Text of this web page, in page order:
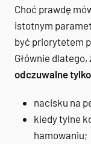
Choć prawdę
istotnym
być priorytetem
Głównie dlatego,
odczuwalne
nacisku na
kiedy tylne
hamowaniu;